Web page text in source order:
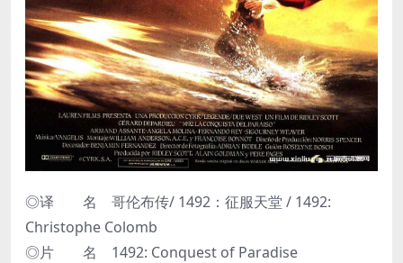
◎译 名 哥伦布传/ 1492：征服天堂 / 1492:
Christophe Colomb
◎片 名 1492: Conquest of Paradise